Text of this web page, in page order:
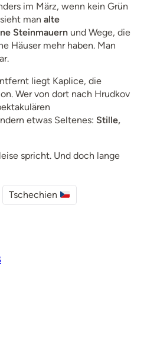
im März, wenn kein Grün
man alte
Steinmauern und Wege, die
Häuser mehr haben. Man
liegt Kaplice, die
Wer von dort nach Hrudkov
etwas Seltenes: Stille,
spricht. Und doch lange
Tschechien